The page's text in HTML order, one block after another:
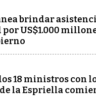
brindar
US$1.000
18 ministros con
la Espriella